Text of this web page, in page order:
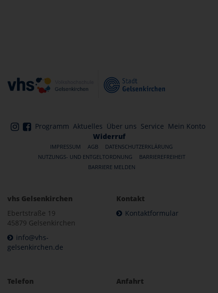
Programm Aktuelles Über uns Service Mein Konto
Widerruf
IMPRESSUM AGB
DATENSCHUTZERKLÄRUNG
NUTZUNGS- UND ENTGELTORDNUNG
BARRIEREFREIHEIT
BARRIERE MELDEN
vhs Gelsenkirchen
Ebertstraße 19
45879 Gelsenkirchen
info@vhs-
gelsenkirchen.de
Kontakt
Kontaktformular
Telefon
Anfahrt